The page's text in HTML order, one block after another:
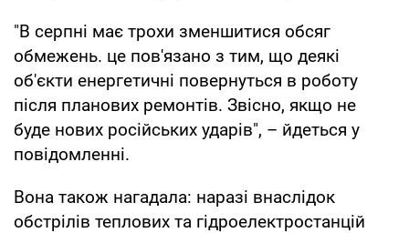
"В серпні має трохи зменшитися обсяг
обмежень. це пов'язано з тим, що деякі
об'єкти енергетичні повернуться в роботу
після планових ремонтів. Звісно, якщо не
буде нових російських ударів", – йдеться у
повідомленні.
Вона також нагадала: наразі внаслідок
обстрілів теплових та гідроелектростанцій